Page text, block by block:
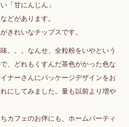
「甘にんじん」
どがあります。
きれいなチップスです。
。。。なんせ、全粒粉をいやという
、どれもくすんだ茶色がかった色な
ナーさんにパッケージデザインをお
にしてみました。量も以前より増や
カフェのお伴にも、ホームパーティ